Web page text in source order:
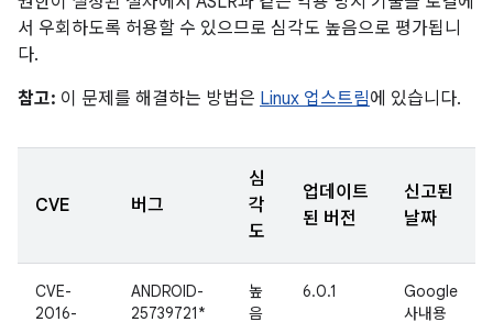
서 우회하도록 허용할 수 있으므로 심각도 높음으로 평가됩니
다.
참고: 이 문제를 해결하는 방법은 Linux 업스트림에 있습니다.
CVE 버그
심
각
도
업데이트
된 버전
신고된
날짜
CVE-
2016-
ANDROID-
25739721*
높
음
6.0.1
Google
사내용